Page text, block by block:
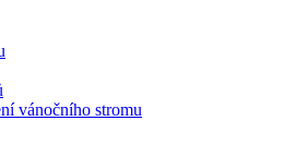
vánočního stromu